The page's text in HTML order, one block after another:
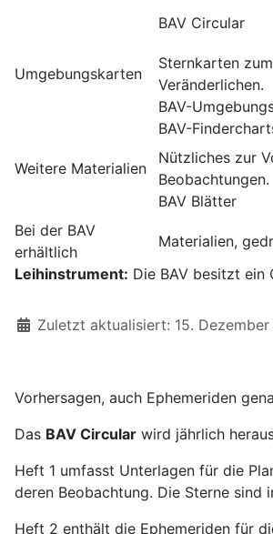
BAV Circular
Umgebungskarten
Sternkarten
Veränderlichen.
BAV-
BAV-
Weitere Materialien
Nützliches zur
Beobachtungen.
BAV Blätter
Bei der BAV
erhältlich
Materialien,
Leihinstrument: Die BAV besitzt ein
DetailsZuletzt aktualisiert: 15.
Vorhersagen, auch Ephemeriden
Das BAV Circular wird jährlich
Heft 1 umfasst Unterlagen für die
deren Beobachtung. Die Sterne sind
Heft 2 enthält die Ephemeriden für